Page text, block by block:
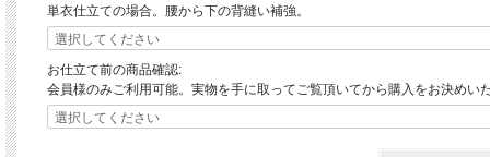
単衣仕立ての場合。腰から下の背縫い補強。
お仕立て前の商品確認:
会員様のみご利用可能。実物を手に取ってご覧頂いてから購入をお決め